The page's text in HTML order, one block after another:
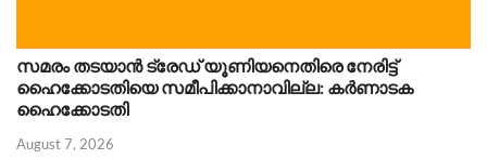
സമരം തടയാൻ ട്രേഡ് യൂണിയനെതിരെ നേരിട്ട്
ഹൈക്കോടതിയെ സമീപിക്കാനാവില്ല: കർണാടക
ഹൈക്കോടതി
August 7, 2026